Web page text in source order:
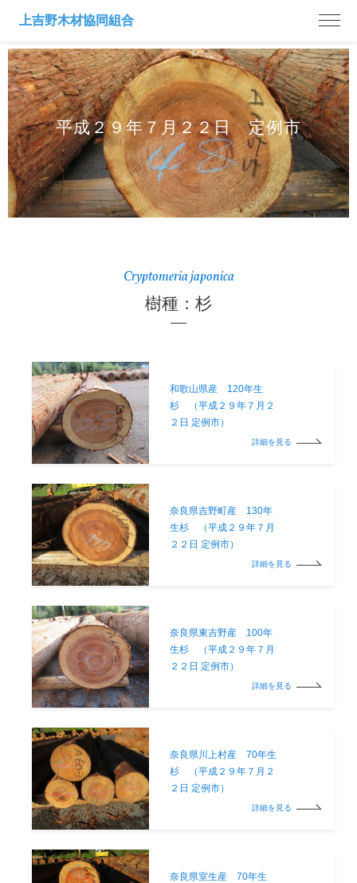
平成２９年７月２２日 定例市
Cryptomeria japonica
樹種：杉
和歌山県産 120年生
杉 （平成２９年７月２
２日 定例市）
詳細を見る
奈良県吉野町産 130年
生杉 （平成２９年７月
２２日 定例市）
詳細を見る
奈良県東吉野産 100年
生杉 （平成２９年７月
２２日 定例市）
詳細を見る
奈良県川上村産 70年生
杉 （平成２９年７月２
２日 定例市）
詳細を見る
奈良県室生産 70年生